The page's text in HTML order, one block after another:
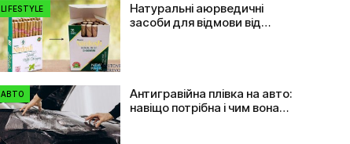
LIFESTYLE
Натуральні аюрведичні
засоби для відмови від
АВТО
Антигравійна плівка на авто:
навіщо потрібна і чим вона